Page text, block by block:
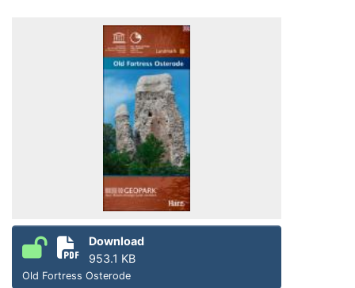
Download
953.1 KB
Old Fortress Osterode